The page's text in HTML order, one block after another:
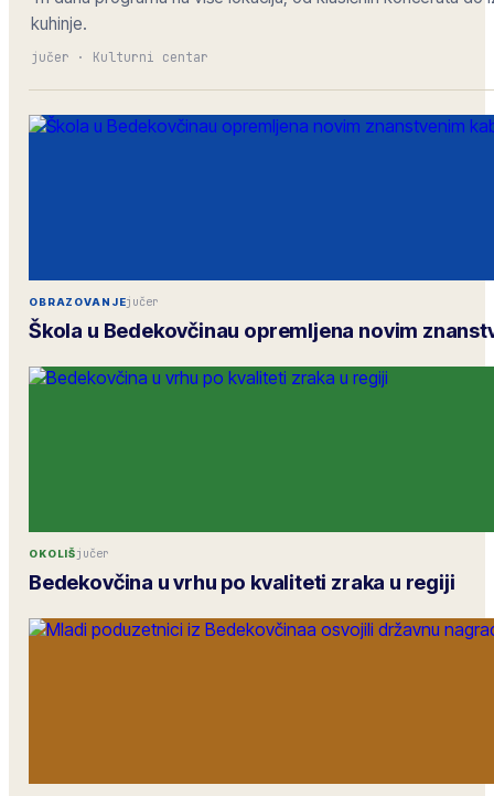
kuhinje.
jučer · Kulturni centar
OBRAZOVANJEjučer
Škola u Bedekovčinau opremljena novim
OKOLIŠjučer
Bedekovčina u vrhu po kvaliteti zraka u regiji